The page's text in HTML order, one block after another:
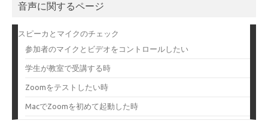
音声に関するページ
スピーカとマイクのチェック
参加者のマイクとビデオをコントロールしたい
学生が教室で受講する時
Zoomをテストしたい時
MacでZoomを初めて起動した時